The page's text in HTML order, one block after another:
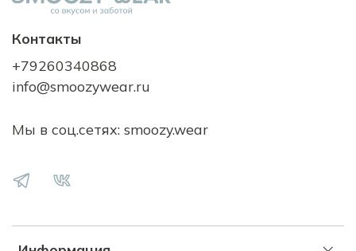
Контакты
+79260340868
info@smoozywear.ru
Мы в соц.сетях: smoozy.wear